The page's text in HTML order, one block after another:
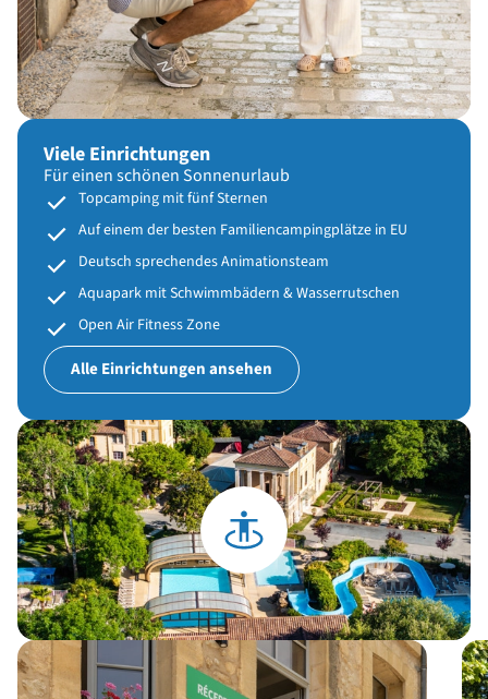
Viele Einrichtungen
Für einen schönen Sonnenurlaub
Topcamping mit fünf Sternen
Auf einem der besten Familiencampingplätze in EU
Deutsch sprechendes Animationsteam
Aquapark mit Schwimmbädern & Wasserrutschen
Open Air Fitness Zone
Alle Einrichtungen ansehen